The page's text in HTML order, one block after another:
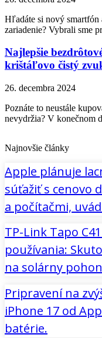
Hľadáte si nový smartfón
zariadenie? Vybrali sme
Najlepšie
krištáľovo čistý
26. decembra 2024
Poznáte to neustále
nevydržia? V konečnom
Najnovšie články
Apple plánuje
súťažiť s cenovo
a počítačmi,
TP-Link Tapo
používania:
na solárny
Pripravení na
iPhone 17 od
batérie.